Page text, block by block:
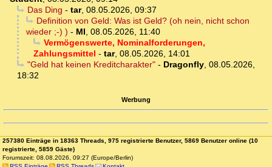
Das Ding - tar, 08.05.2026, 09:37
Definition von Geld: Was ist Geld? (oh nein, nicht schon
wieder ;-) ) - MI, 08.05.2026, 11:40
Vermögenswerte, Nominalforderungen,
Zahlungsmittel - tar, 08.05.2026, 14:01
"Geld hat keinen Kreditcharakter"- Dragonfly, 08.05.2026,
18:32
Werbung
257380 Einträge in 18363 Threads, 975 registrierte Benutzer, 5869 Benutzer online (10
registrierte, 5859 Gäste)
Forumszeit: 08.08.2026, 09:27 (Europe/Berlin)